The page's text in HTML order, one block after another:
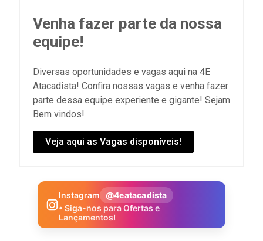
Venha fazer parte da nossa
equipe!
Diversas oportunidades e vagas aqui na 4E
Atacadista! Confira nossas vagas e venha fazer
parte dessa equipe experiente e gigante! Sejam
Bem vindos!
Veja aqui as Vagas disponíveis!
Instagram
@4eatacadista
• Siga-nos para Ofertas e
Lançamentos!